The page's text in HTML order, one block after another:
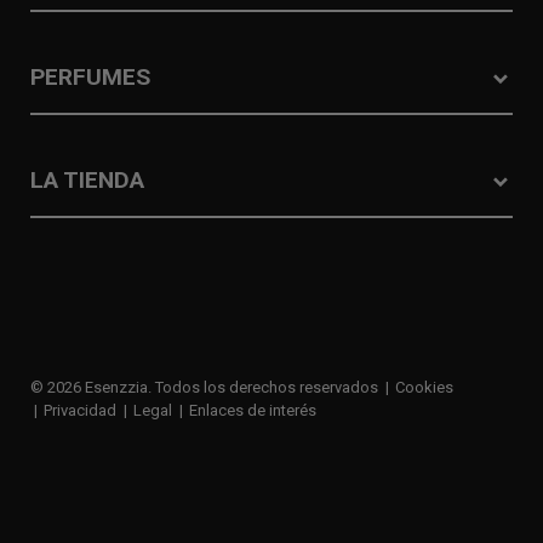
PERFUMES
LA TIENDA
© 2026 Esenzzia. Todos los derechos reservados
Cookies
Privacidad
Legal Enlaces de interés